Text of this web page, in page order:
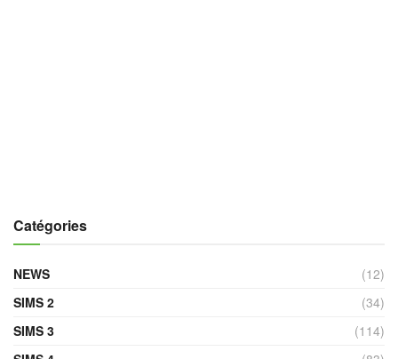
Catégories
NEWS
(12)
SIMS 2
(34)
SIMS 3
(114)